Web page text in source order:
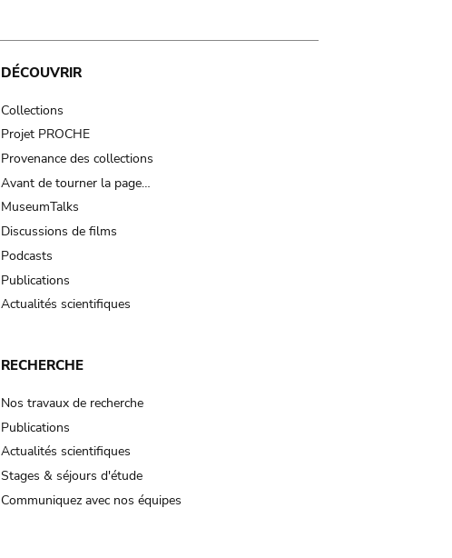
DÉCOUVRIR
Collections
Projet PROCHE
Provenance des collections
Avant de tourner la page…
MuseumTalks
Discussions de films
Podcasts
Publications
Actualités scientifiques
RECHERCHE
Nos travaux de recherche
Publications
Actualités scientifiques
Stages & séjours d'étude
Communiquez avec nos équipes